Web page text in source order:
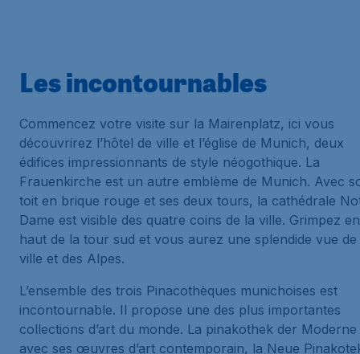
Les incontournables
Commencez votre visite sur la Mairenplatz, ici vous
découvrirez l’hôtel de ville et l’église de Munich, deux
édifices impressionnants de style néogothique. La
Frauenkirche est un autre emblème de Munich. Avec
toit en brique rouge et ses deux tours, la cathédrale
Dame est visible des quatre coins de la ville. Grimpez en
haut de la tour sud et vous aurez une splendide vue de
ville et des Alpes.
L’ensemble des trois Pinacothèques munichoises est
incontournable. Il propose une des plus importantes
collections d’art du monde. La pinakothek der Moderne
avec ses œuvres d’art contemporain, la Neue